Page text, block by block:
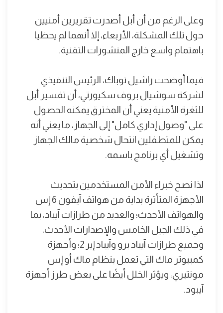
وعلى الرغم من أن أبل أصدرت تقريرين أمنيين
حول تلك المشكلة، الأربعاء، إلا أنهما لم يحظيا
باهتمام واسع خارج المنشورات التقنية.
فيما أوضحت راشيل توباك، الرئيس التنفيذي
لشركة سوشيال بروف سكيورتي، أن تفسير أبل
للثغرة الأمنية يعني أن المخترق يمكنه الحصول
على "وصول إداري كامل" إلى الجهاز، ما يعني أنه
يمكن للمتطفلين انتحال شخصية مالك الجهاز
وتشغيل أي برنامج باسمه.
لذا نصح خبراء الأمن المستخدمين بتحديث
الأجهزة المتأثرة بداية من هواتف آيفون 6 إس
والهواتف الأحدث؛ والعديد من طرازات آيباد، بما
في ذلك الجيل الخامس والإصدارات الأحدث،
وجميع طرازات آيباد برو وآيباد إير 2؛ وأجهزة
كمبيوتر ماك التي تعمل بنظام ماك أو إس
مونتيري، ويؤثر الخلل أيضًا على بعض طرز أجهزة
آيبود.